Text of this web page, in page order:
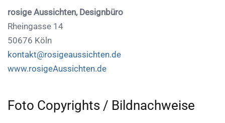
rosige Aussichten, Designbüro
Rheingasse 14
50676 Köln
kontakt@rosigeaussichten.de
www.rosigeAussichten.de
Foto Copyrights / Bildnachweise